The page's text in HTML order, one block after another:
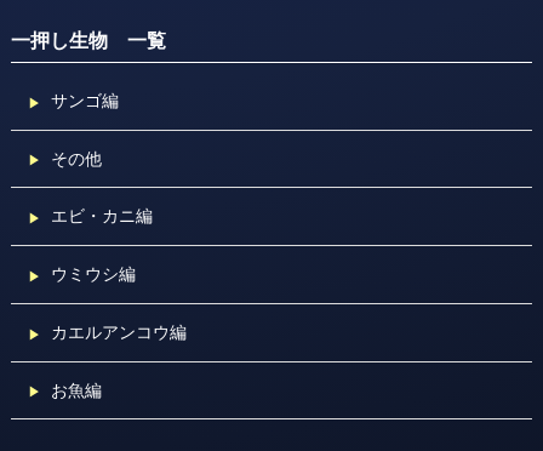
一押し生物 一覧
サンゴ編
その他
エビ・カニ編
ウミウシ編
カエルアンコウ編
お魚編